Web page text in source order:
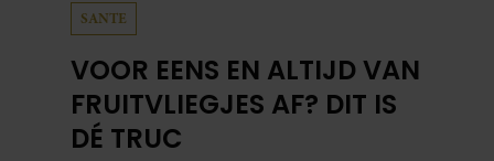
SANTE
VOOR EENS EN ALTIJD VAN
FRUITVLIEGJES AF? DIT IS
DÉ TRUC